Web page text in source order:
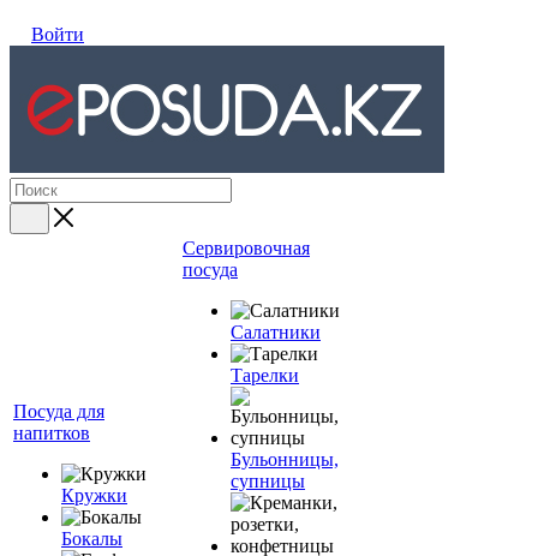
Войти
Посуда для
напитков
Кружки
Бокалы
Сервировочная
посуда
Салатники
Тарелки
Бульонницы,
супницы